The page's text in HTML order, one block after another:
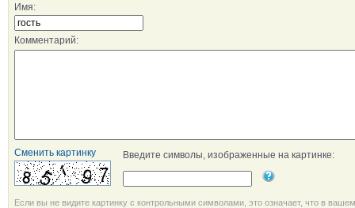
Имя:
Комментарий:
Сменить картинку Введите символы, изображенные на картинке:
Если вы не видите картинку с контрольными символами, это означает, что в